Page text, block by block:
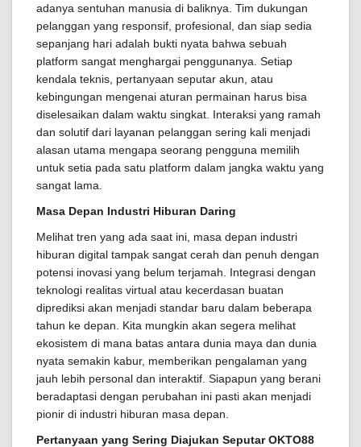
adanya sentuhan manusia di baliknya. Tim dukungan
pelanggan yang responsif, profesional, dan siap sedia
sepanjang hari adalah bukti nyata bahwa sebuah
platform sangat menghargai penggunanya. Setiap
kendala teknis, pertanyaan seputar akun, atau
kebingungan mengenai aturan permainan harus bisa
diselesaikan dalam waktu singkat. Interaksi yang ramah
dan solutif dari layanan pelanggan sering kali menjadi
alasan utama mengapa seorang pengguna memilih
untuk setia pada satu platform dalam jangka waktu yang
sangat lama.
Masa Depan Industri Hiburan Daring
Melihat tren yang ada saat ini, masa depan industri
hiburan digital tampak sangat cerah dan penuh dengan
potensi inovasi yang belum terjamah. Integrasi dengan
teknologi realitas virtual atau kecerdasan buatan
diprediksi akan menjadi standar baru dalam beberapa
tahun ke depan. Kita mungkin akan segera melihat
ekosistem di mana batas antara dunia maya dan dunia
nyata semakin kabur, memberikan pengalaman yang
jauh lebih personal dan interaktif. Siapapun yang berani
beradaptasi dengan perubahan ini pasti akan menjadi
pionir di industri hiburan masa depan.
Pertanyaan yang Sering Diajukan Seputar OKTO88